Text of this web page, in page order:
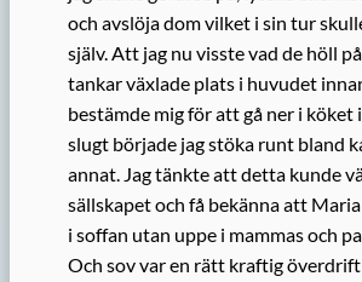
och avslöja dom vilket i sin tur
själv. Att jag nu visste vad de höll
tankar växlade plats i huvudet
bestämde mig för att gå ner i köket
slugt började jag stöka runt bland
annat. Jag tänkte att detta kunde
sällskapet och få bekänna att
i soffan utan uppe i mammas och
Och sov var en rätt kraftig